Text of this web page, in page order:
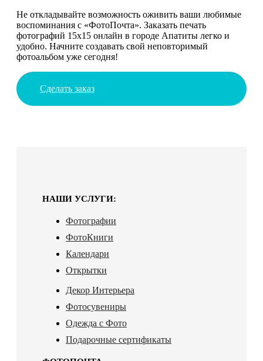
Не откладывайте возможность оживить ваши любимые
воспоминания с «ФотоПочта». Заказать печать
фотографий 15х15 онлайн в городе Апатиты легко и
удобно. Начните создавать свой неповторимый
фотоальбом уже сегодня!
Сделать заказ
НАШИ УСЛУГИ:
Фотографии
ФотоКниги
Календари
Открытки
Декор Интерьера
Фотосувениры
Одежда с Фото
Подарочные сертификаты